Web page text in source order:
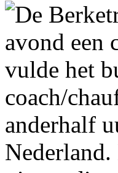
De
avond een
vulde het
coach/
anderhalf